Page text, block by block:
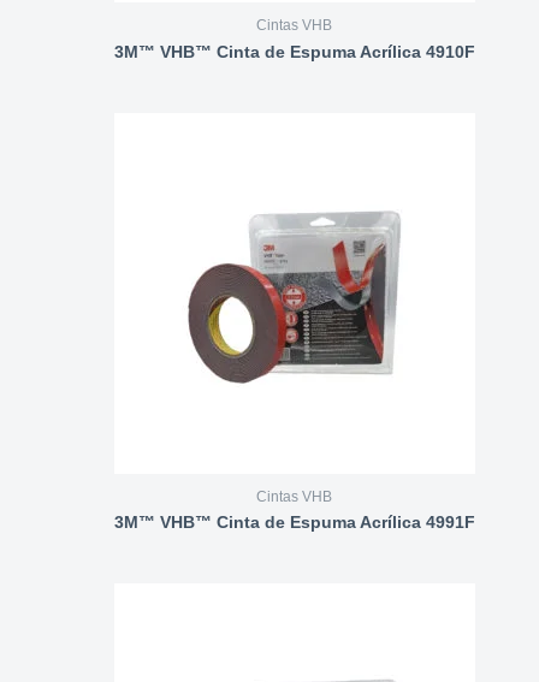
Cintas VHB
3M™ VHB™ Cinta de Espuma Acrílica 4910F
Cintas VHB
3M™ VHB™ Cinta de Espuma Acrílica 4991F